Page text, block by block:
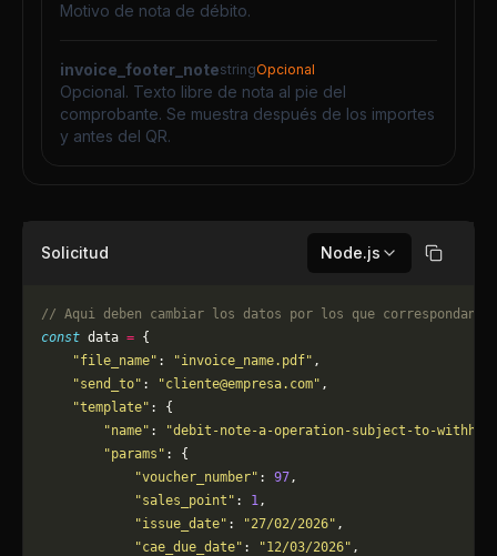
Motivo de nota de débito.
invoice_footer_notestringOpcional
Opcional. Texto libre de nota al pie del
comprobante. Se muestra después de los importes
y antes del QR.
Solicitud Node.js Copiar
// Aqui deben cambiar los datos por los que correspondan.
const data = {
    "file_name"
: "invoice_name.pdf" ,
    "send_to"
: "cliente@empresa.com" ,
    "template"
: {
        "name"
:
"debit-note-a-operation-subject-to-
        "params"
: {
            "voucher_number"
: 97,
            "sales_point"
: 1,
            "issue_date"
: "27/02/2026" ,
            "cae_due_date"
: "12/03/2026" ,